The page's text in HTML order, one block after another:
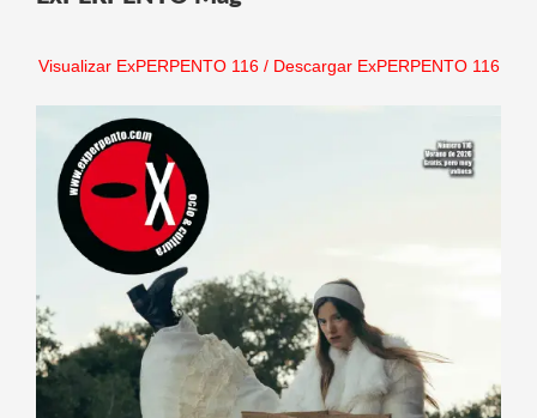
Visualizar ExPERPENTO 116/ Descargar ExPERPENTO 116